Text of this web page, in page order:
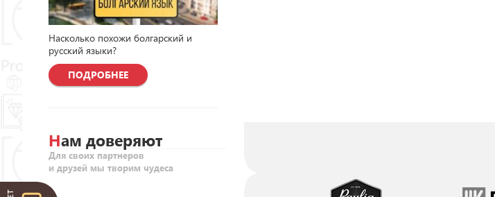
Насколько похожи болгарский и
русский языки?
ПОДРОБНЕЕ
Нам доверяют
Для своих партнеров
и друзей мы творим чудеса